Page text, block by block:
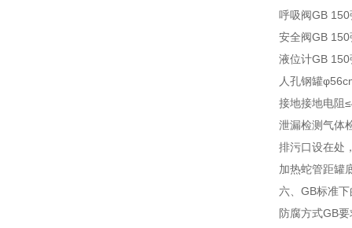
呼吸阀GB 150
安全阀GB
液位计GB
人孔钢罐
接地接地电阻
泄漏检测气体
排污口设在处
加热蛇管距罐
六、GB标准
防腐方式GB要